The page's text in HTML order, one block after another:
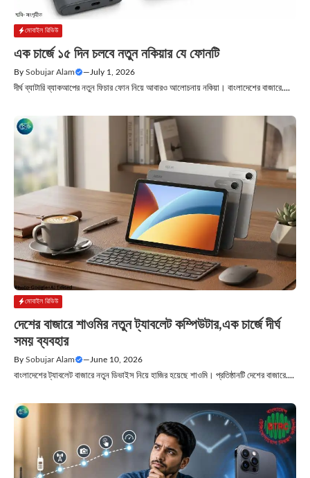
মোবাইল রিভিউ
এক চার্জে ১৫ দিন চলবে নতুন নকিয়ার যে ফোনটি
By Sobujar Alam — July 1, 2026
দীর্ঘ ব্যাটারি ব্যাকআপের নতুন ফিচার ফোন নিয়ে আবারও আলোচনায় নকিয়া। বাংলাদেশের বাজারে....
মোবাইল রিভিউ
দেশের বাজারে শাওমির নতুন ট্যাবলেট কম্পিউটার,এক চার্জে দীর্ঘ
সময় ব্যবহার
By Sobujar Alam — June 10, 2026
বাংলাদেশের ট্যাবলেট বাজারে নতুন ডিভাইস নিয়ে হাজির হয়েছে শাওমি। প্রতিষ্ঠানটি দেশের বাজারে....